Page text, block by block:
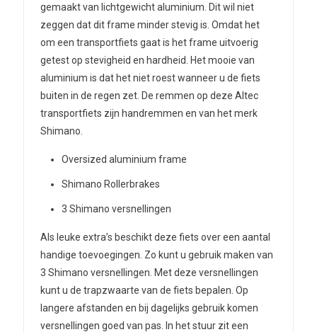
gemaakt van lichtgewicht aluminium. Dit wil niet
zeggen dat dit frame minder stevig is. Omdat het
om een transportfiets gaat is het frame uitvoerig
getest op stevigheid en hardheid. Het mooie van
aluminium is dat het niet roest wanneer u de fiets
buiten in de regen zet. De remmen op deze Altec
transportfiets zijn handremmen en van het merk
Shimano.
Oversized aluminium frame
Shimano Rollerbrakes
3 Shimano versnellingen
Als leuke extra’s beschikt deze fiets over een aantal
handige toevoegingen. Zo kunt u gebruik maken van
3 Shimano versnellingen. Met deze versnellingen
kunt u de trapzwaarte van de fiets bepalen. Op
langere afstanden en bij dagelijks gebruik komen
versnellingen goed van pas. In het stuur zit een